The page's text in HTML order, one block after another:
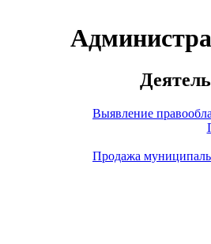
Выявление
Продажа